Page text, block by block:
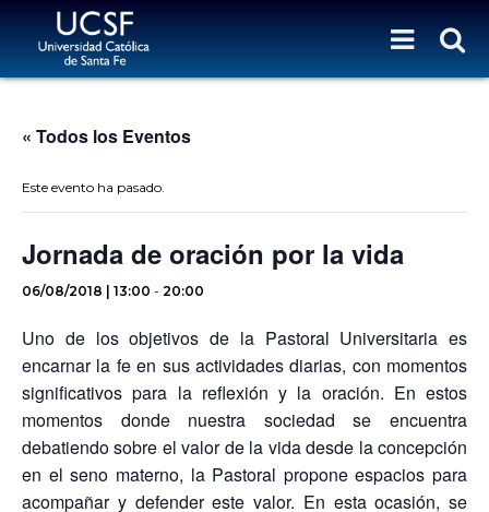
« Todos los Eventos
Este evento ha pasado.
Jornada de oración por la vida
06/08/2018 | 13:00 - 20:00
Uno de los objetivos de la Pastoral Universitaria es
encarnar la fe en sus actividades diarias, con momentos
significativos para la reflexión y la oración. En estos
momentos donde nuestra sociedad se encuentra
debatiendo sobre el valor de la vida desde la concepción
en el seno materno, la Pastoral propone espacios para
acompañar y defender este valor. En esta ocasión, se